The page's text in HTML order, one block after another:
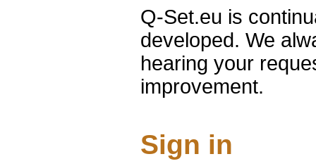
Q-Set.eu is
developed. We
hearing your
improvement.
Sign in